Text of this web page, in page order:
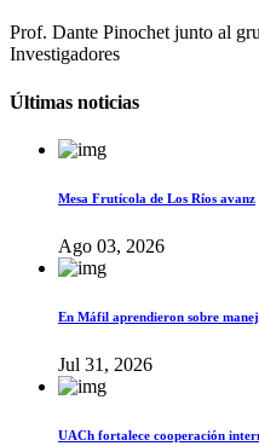
Prof. Dante Pinochet junto al
Investigadores
Últimas noticias
Mesa Frutícola de Los Ríos avanz
Ago 03, 2026
En Máfil aprendieron sobre
Jul 31, 2026
UACh fortalece cooperación